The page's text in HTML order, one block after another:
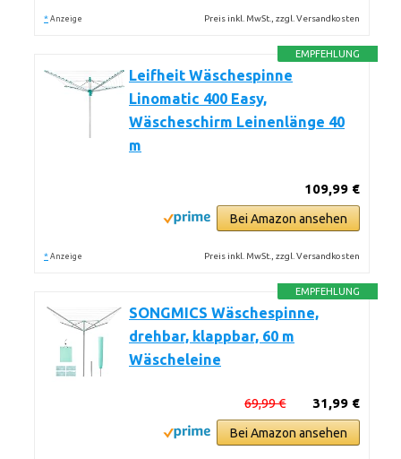
* Anzeige Preis inkl. MwSt., zzgl. Versandkosten
EMPFEHLUNG
Leifheit Wäschespinne
Linomatic 400 Easy,
Wäscheschirm Leinenlänge 40
m
109,99 €
Bei Amazon ansehen
* Anzeige Preis inkl. MwSt., zzgl. Versandkosten
EMPFEHLUNG
SONGMICS Wäschespinne,
drehbar, klappbar, 60 m
Wäscheleine
31,99 €
69,99 €
Bei Amazon ansehen